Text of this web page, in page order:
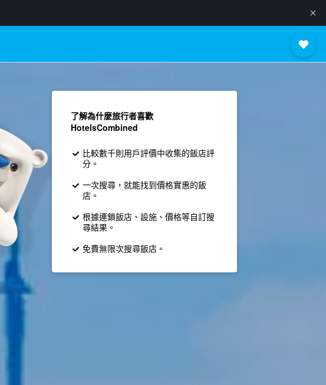
了解為什麼旅行者喜歡
HotelsCombined
比較數千則用戶評價中收集的飯店評
分。
一次搜尋，就能找到價格實惠的飯
店。
根據連鎖飯店、設施、價格等自訂搜
尋結果。
免費無限次搜尋飯店。